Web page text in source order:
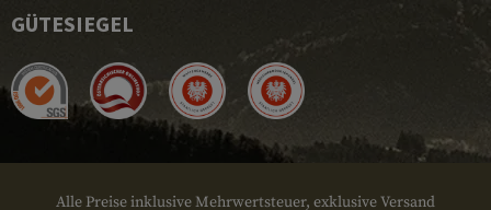
GÜTESIEGEL
Alle Preise inklusive Mehrwertsteuer, exklusive Versand